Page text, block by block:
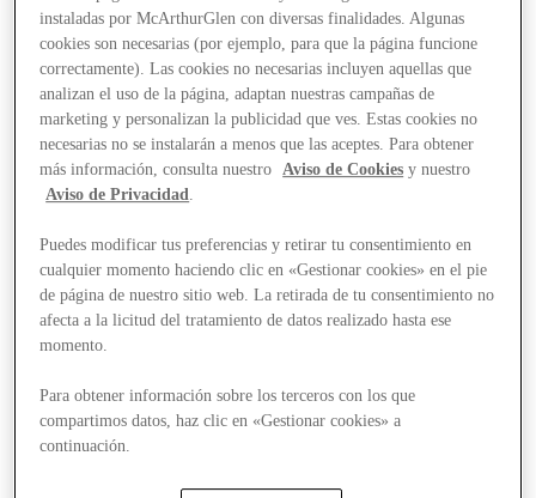
Stores
instaladas por McArthurGlen con diversas finalidades. Algunas
cookies son necesarias (por ejemplo, para que la página funcione
correctamente). Las cookies no necesarias incluyen aquellas que
analizan el uso de la página, adaptan nuestras campañas de
marketing y personalizan la publicidad que ves. Estas cookies no
necesarias no se instalarán a menos que las aceptes. Para obtener
más información, consulta nuestro
Aviso de Cookies y nuestro
Aviso de Privacidad.
Puedes modificar tus preferencias y retirar tu consentimiento en
cualquier momento haciendo clic en «Gestionar cookies» en el pie
de página de nuestro sitio web. La retirada de tu consentimiento no
afecta a la licitud del tratamiento de datos realizado hasta ese
momento.
Para obtener información sobre los terceros con los que
compartimos datos, haz clic en «Gestionar cookies» a
continuación.